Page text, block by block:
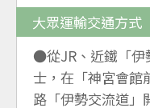
大眾運輸交通方式
●從JR、近鐵「伊
士，在「神宮會
路「伊勢交流道」